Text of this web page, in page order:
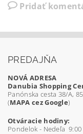
Pridať
PREDAJŇA
NOVÁ ADRESA
Danubia Shopping
Panónska cesta 38/A,
(MAPA cez Google)
Otváracie hodiny:
Pondelok - Nedeľa 9:00